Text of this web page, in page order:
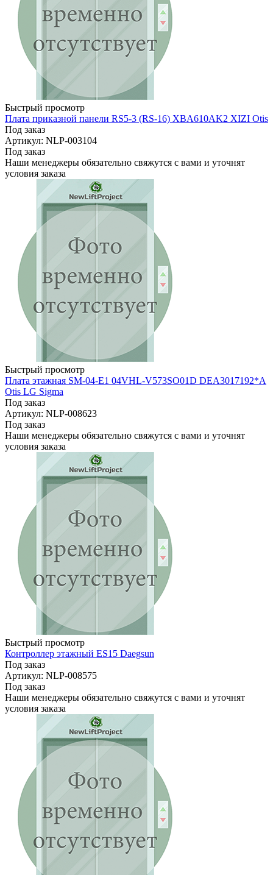
Быстрый просмотр
Плата приказной панели RS5-3 (RS-16) XBA610AK2 XIZI Otis
Под заказ
Артикул: NLP-003104
Под заказ
Наши менеджеры обязательно свяжутся с вами и уточнят
условия заказа
Быстрый просмотр
Плата этажная SM-04-E1 04VHL-V573SO01D DEA3017192*A
Otis LG Sigma
Под заказ
Артикул: NLP-008623
Под заказ
Наши менеджеры обязательно свяжутся с вами и уточнят
условия заказа
Быстрый просмотр
Контроллер этажный ES15 Daegsun
Под заказ
Артикул: NLP-008575
Под заказ
Наши менеджеры обязательно свяжутся с вами и уточнят
условия заказа